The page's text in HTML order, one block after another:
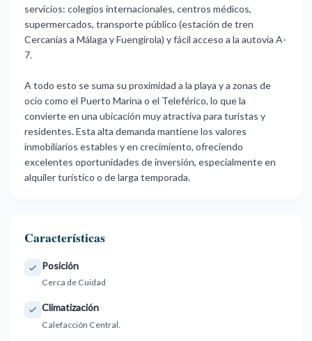
servicios: colegios internacionales, centros médicos,
supermercados, transporte público (estación de tren
Cercanías a Málaga y Fuengirola) y fácil acceso a la autovía A-
7.
A todo esto se suma su proximidad a la playa y a zonas de
ocio como el Puerto Marina o el Teleférico, lo que la
convierte en una ubicación muy ‌atractiva ‌para ‌turistas ‌y
residentes. ‌Esta alta demanda ‌mantiene ‌los valores
‌inmobiliarios ‌estables ‌y ‌en crecimiento, ofreciendo
‌excelentes oportunidades ‌de inversión, especialmente ‌en
‌alquiler ‌turístico ‌o ‌de ‌larga ‌temporada.
Características
Posición
Cerca de Cuidad
Climatización
Calefacción Central.